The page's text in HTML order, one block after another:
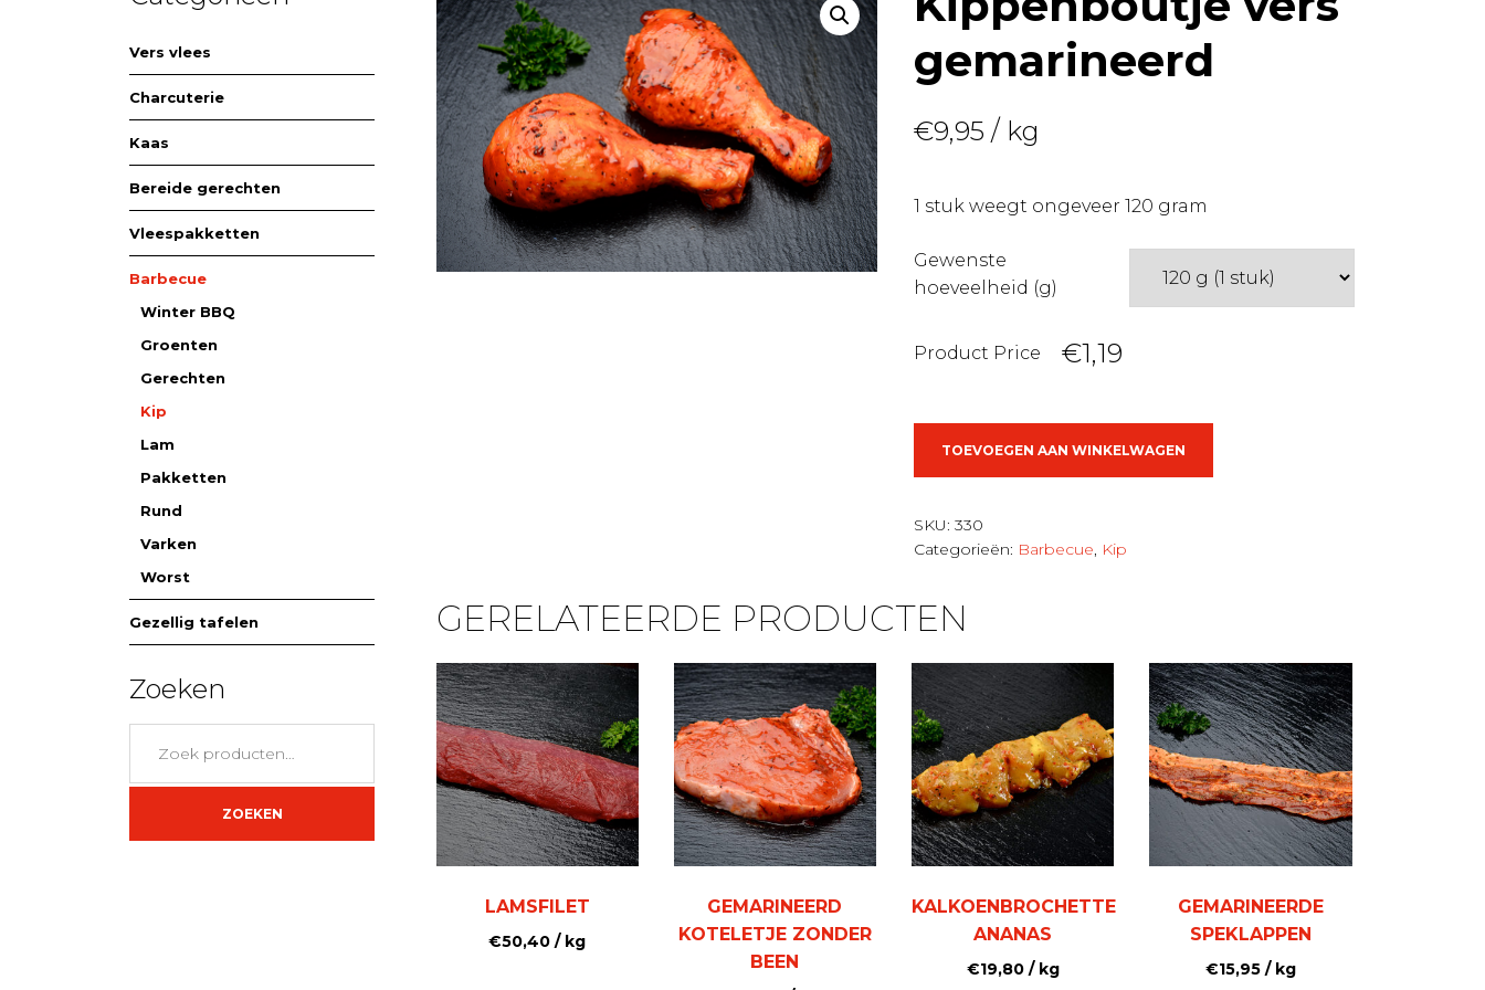
gemarineerd
€9,95 / kg
1 stuk weegt ongeveer 120 gram
Gewenste
hoeveelheid (g)
Product Price €1,19
aantal
TOEVOEGEN AAN WINKELWAGEN
SKU:330
Categorieën: Barbecue, Kip
GERELATEERDE PRODUCTEN
LAMSFILET
€50,40 / kg
GEMARINEERD
KOTELETJE ZONDER
BEEN
KALKOENBROCHETTE
ANANAS
€19,80/ kg
GEMARINEERDE
SPEKLAPPEN
€15,95/ kg
Vers vlees
Charcuterie
Kaas
Bereide gerechten
Vleespakketten
Barbecue
Winter BBQ
Groenten
Gerechten
Kip
Lam
Pakketten
Rund
Varken
Worst
Gezellig tafelen
Zoeken
naar:
ZOEKEN